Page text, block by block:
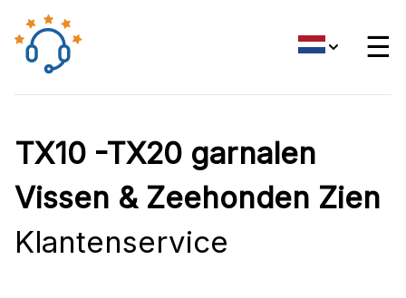
☰
TX10 -TX20 garnalen
Vissen & Zeehonden Zien
Klantenservice